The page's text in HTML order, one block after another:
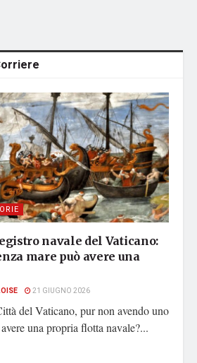
navale del Vaticano:
mare può avere una
21 GIUGNO 2026
del Vaticano, pur non avendo uno
una propria flotta navale?...